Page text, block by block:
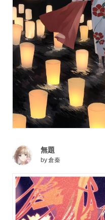
無題
by倉秦